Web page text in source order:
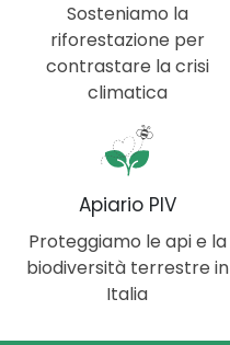
Sosteniamo la
riforestazione per
contrastare la crisi
climatica
Apiario PIV
Proteggiamo le api e la
biodiversità terrestre in
Italia